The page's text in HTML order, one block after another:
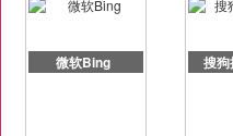
微软Bing 搜